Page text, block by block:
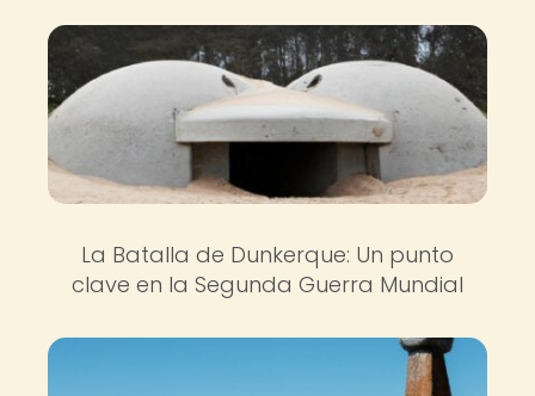
La Batalla de Dunkerque: Un punto
clave en la Segunda Guerra Mundial